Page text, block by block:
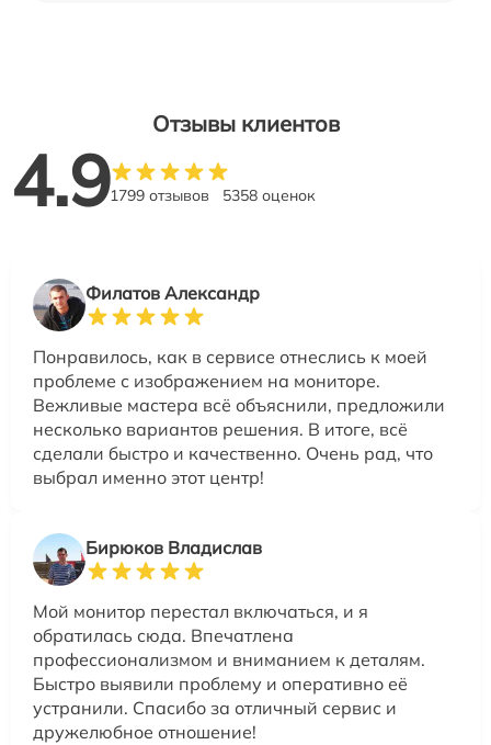
Отзывы клиентов
4.91799 отзывов 5358 оценок
Филатов Александр
Понравилось, как в сервисе отнеслись к моей
проблеме с изображением на мониторе.
Вежливые мастера всё объяснили, предложили
несколько вариантов решения. В итоге, всё
сделали быстро и качественно. Очень рад, что
выбрал именно этот центр!
Бирюков Владислав
Мой монитор перестал включаться, и я
обратилась сюда. Впечатлена
профессионализмом и вниманием к деталям.
Быстро выявили проблему и оперативно её
устранили. Спасибо за отличный сервис и
дружелюбное отношение!